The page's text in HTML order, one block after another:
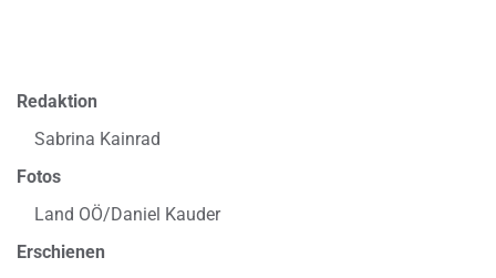
Redaktion
Sabrina Kainrad
Fotos
Land OÖ/Daniel Kauder
Erschienen